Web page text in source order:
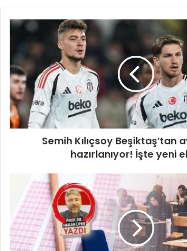
Semih Kılıçsoy Beşiktaş’tan
hazırlanıyor! İşte yeni